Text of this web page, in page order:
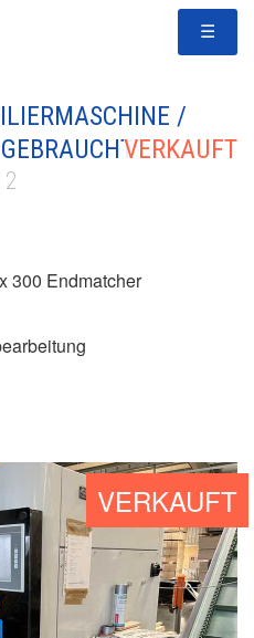
☰
/
VERKAUFT
300 Endmatcher
VERKAUFT